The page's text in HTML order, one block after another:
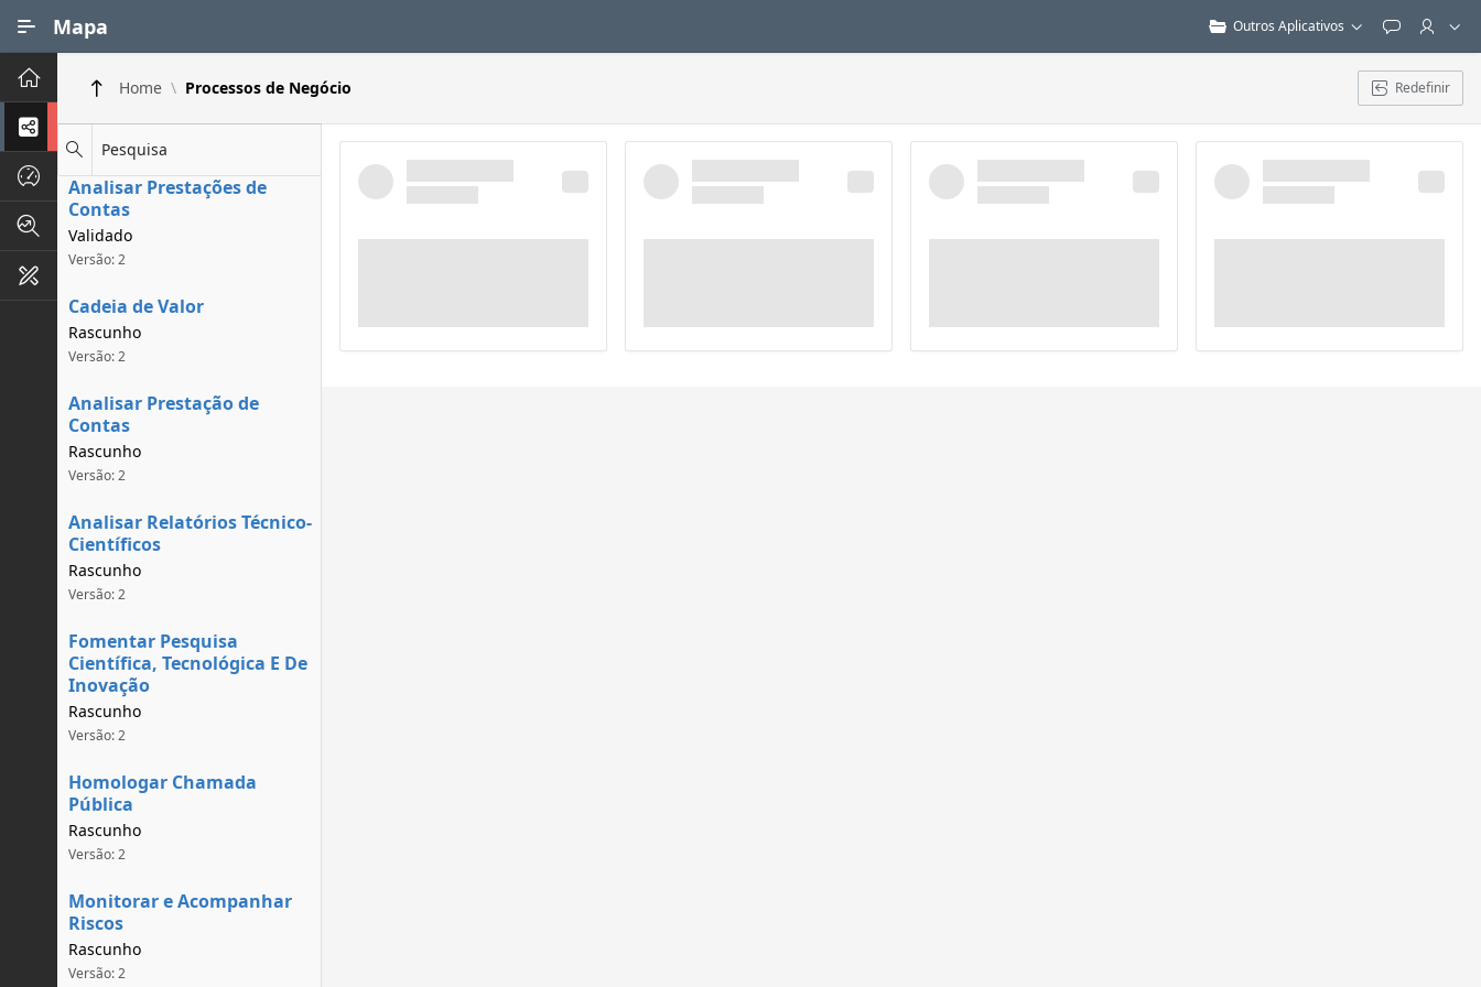
Mapa Outros Aplicativos Feedback
Processos de Negócios
Dados INPI
Home Processos de Negócio Redefinir
Pesquisa
Analisar Prestações de
Contas
Validado
Versão: 2
Cadeia de Valor
Rascunho
Versão: 2
Analisar Prestação de
Contas
Rascunho
Versão: 2
Analisar Relatórios Técnico-
Científicos
Rascunho
Versão: 2
Fomentar Pesquisa
Científica, Tecnológica E De
Inovação
Rascunho
Versão: 2
Homologar Chamada
Pública
Rascunho
Versão: 2
Monitorar e Acompanhar
Riscos
Rascunho
Versão: 2